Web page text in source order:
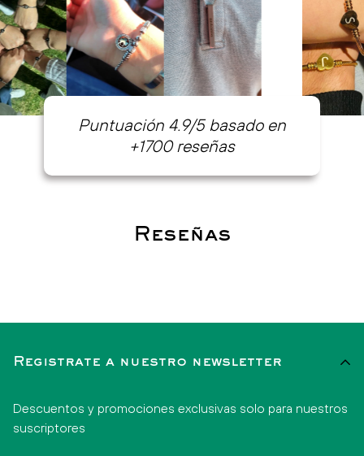
Puntuación 4.9/5 basado en
+1700 reseñas
Reseñas
Registrate a nuestro newsletter
Descuentos y promociones exclusivas solo para nuestros
suscriptores